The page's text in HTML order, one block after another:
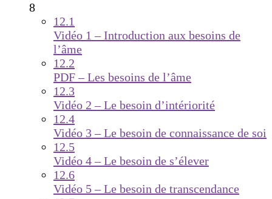
8
12.1
Vidéo 1 – Introduction aux besoins de
l’âme
12.2
PDF – Les besoins de l’âme
12.3
Vidéo 2 – Le besoin d’intériorité
12.4
Vidéo 3 – Le besoin de connaissance de soi
12.5
Vidéo 4 – Le besoin de s’élever
12.6
Vidéo 5 – Le besoin de transcendance